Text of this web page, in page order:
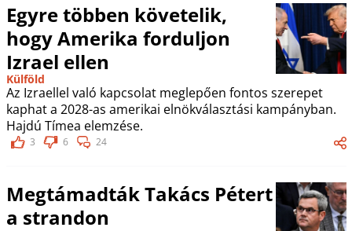
Egyre többen követelik,
hogy Amerika forduljon
Izrael ellen
Külföld
Az Izraellel való kapcsolat meglepően fontos szerepet
kaphat a 2028-as amerikai elnökválasztási kampányban.
Hajdú Tímea elemzése.
3 6 24
Megtámadták Takács Pétert
a strandon